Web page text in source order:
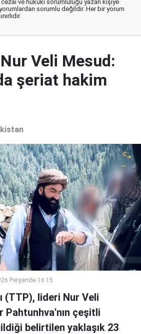
cezai ve hukuki sorumluluğu yazan kişiye
sorumlu değildir. Her bir yorum
Veli Mesud:
şeriat hakim
Perşembe 16:15
(TTP), lideri Nur Veli
Pahtunhva'nın çeşitli
belirtilen yaklaşık 23